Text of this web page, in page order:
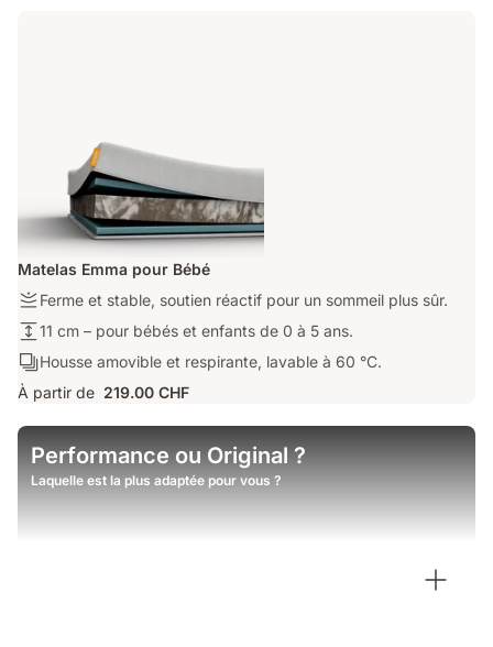
Matelas Emma pour Bébé
Firmness:
Ferme
et
stable,
soutien
pour
un
sommeil
Ferme et stable, soutien réactif pour un sommeil plus sûr.
Hauteur
du
matelas:
11
–
pour
bébés
11 cm – pour bébés et enfants de 0 à 5 ans.
Ergonomie/Zones:
Housse
amovible
et
respirante,
Housse amovible et respirante, lavable à 60 °C.
À partir de 219.00 CHF
Performance ou Original ?
Laquelle est la plus adaptée pour vous ?